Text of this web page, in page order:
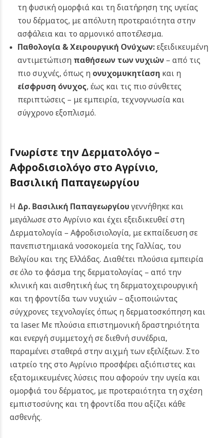
τη φυσική ομορφιά και τη διατήρηση της υγείας
του δέρματος, με απόλυτη προτεραιότητα στην
ασφάλεια και το αρμονικό αποτέλεσμα.
Παθολογία & Χειρουργική Ονύχων:εξειδικευμένη
αντιμετώπιση παθήσεων των νυχιών– από τις
πιο συχνές, όπως η ονυχομυκητίαση και η
είσφρυση όνυχος, έως και τις πιο σύνθετες
περιπτώσεις – με εμπειρία, τεχνογνωσία και
σύγχρονο εξοπλισμό.
Γνωρίστε την Δερματολόγο –
Αφροδισιολόγο στο Αγρίνιο,
Βασιλική Παπαγεωργίου
Η Δρ. Βασιλική Παπαγεωργίουγεννήθηκε και
μεγάλωσε στο Αγρίνιο και έχει εξειδικευθεί στη
Δερματολογία – Αφροδισιολογία, με εκπαίδευση σε
πανεπιστημιακά νοσοκομεία της Γαλλίας, του
Βελγίου και της Ελλάδας. Διαθέτει πλούσια εμπειρία
σε όλο το φάσμα της δερματολογίας – από την
κλινική και αισθητική έως τη δερματοχειρουργική
και τη φροντίδα των νυχιών – αξιοποιώντας
σύγχρονες τεχνολογίες όπως η δερματοσκόπηση και
τα laser. Με πλούσια επιστημονική δραστηριότητα
και ενεργή συμμετοχή σε διεθνή συνέδρια,
παραμένει σταθερά στην αιχμή των εξελίξεων. Στο
ιατρείο της στο Αγρίνιο προσφέρει αξιόπιστες και
εξατομικευμένες λύσεις που αφορούν την υγεία και
ομορφιά του δέρματος, με προτεραιότητα τη σχέση
εμπιστοσύνης και τη φροντίδα που αξίζει κάθε
ασθενής.